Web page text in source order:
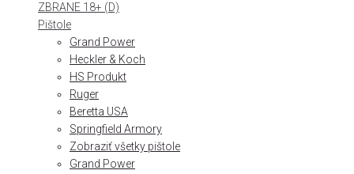
ZBRANE 18+ (D)
Pištole
Grand Power
Heckler & Koch
HS Produkt
Ruger
Beretta USA
Springfield Armory
Zobraziť všetky pištole
Grand Power